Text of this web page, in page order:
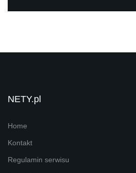
NETY.pl
Home
Kontakt
Regulamin serwisu